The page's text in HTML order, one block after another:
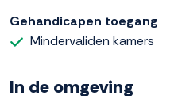
Gehandicapen toegang
Mindervaliden kamers
In de omgeving